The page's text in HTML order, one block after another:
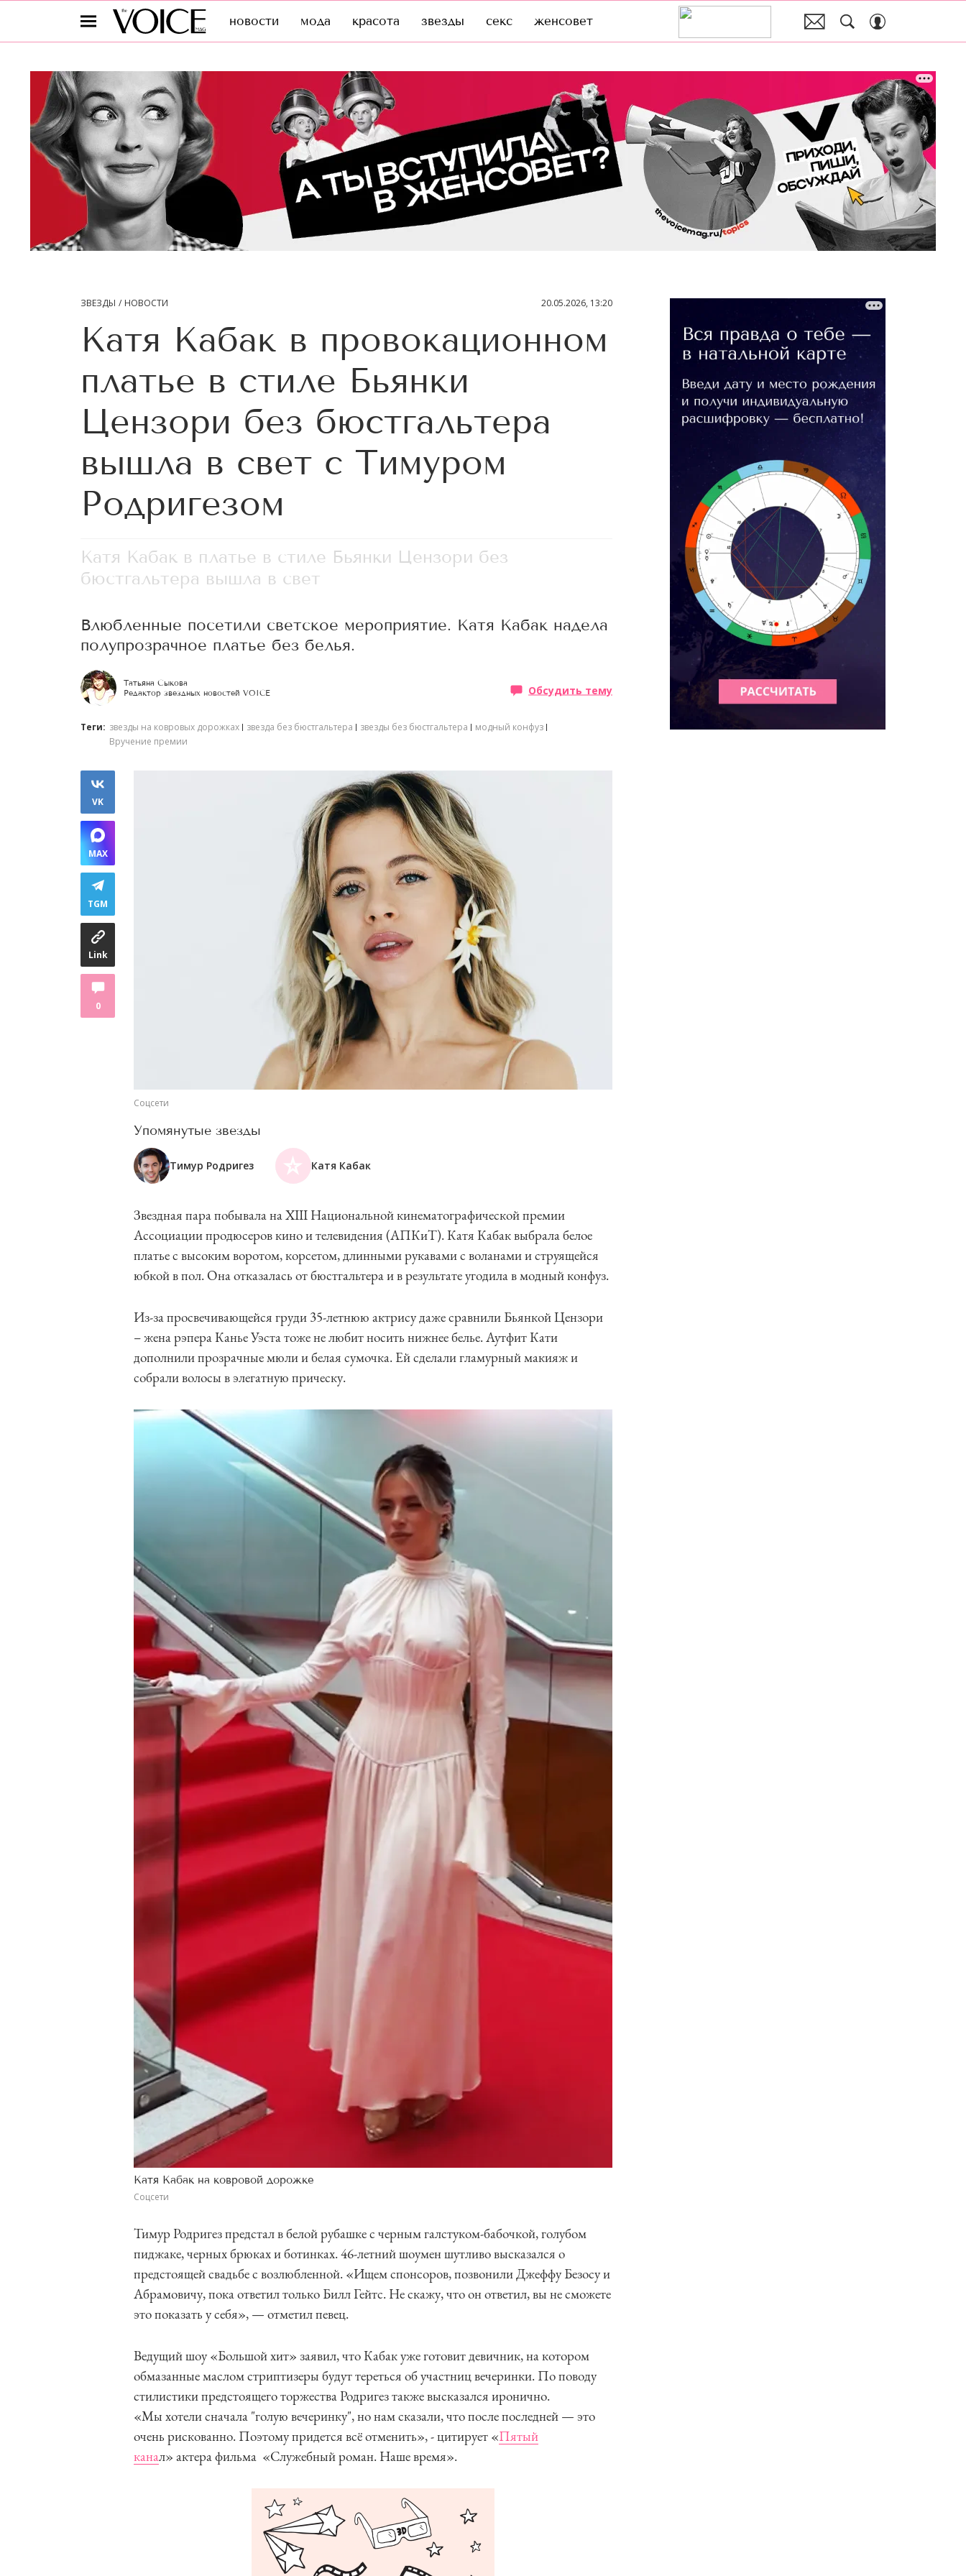
новости мода красота звезды секс женсовет
ЗВЕЗДЫ НОВОСТИ 20.05.2026, 13:20
Катя Кабак в провокационном
платье в стиле Бьянки
Цензори без бюстгальтера
вышла в свет с Тимуром
Родригезом
Катя Кабак в платье в стиле Бьянки Цензори без
бюстгальтера вышла в свет
Влюбленные посетили светское мероприятие. Катя Кабак надела
полупрозрачное платье без белья.
Татьяна Сыкова
Редактор звездных новостей VOICE
Обсудить тему
Теги: звезды на ковровых дорожках звезда без бюстгальтера звезды без бюстгальтера
модный конфуз
Вручение премии
VK
MAX
TGM
Link
0
Соцсети
Упомянутые звезды
Тимур Родригез Катя Кабак
Звездная пара побывала на XIII Национальной кинематографической премии
Ассоциации продюсеров кино и телевидения (АПКиТ). Катя Кабак выбрала белое
платье с высоким воротом, корсетом, длинными рукавами с воланами и струящейся
юбкой в пол. Она отказалась от бюстгальтера и в результате угодила в модный конфуз.
Из-за просвечивающейся груди 35-летнюю актрису даже сравнили Бьянкой Цензори
– жена рэпера Канье Уэста тоже не любит носить нижнее белье. Аутфит Кати
дополнили прозрачные мюли и белая сумочка. Ей сделали гламурный макияж и
собрали волосы в элегатную прическу.
Катя Кабак на ковровой дорожке
Соцсети
Тимур Родригез предстал в белой рубашке с черным галстуком-бабочкой, голубом
пиджаке, черных брюках и ботинках. 46-летний шоумен шутливо высказался о
предстоящей свадьбе с возлюбленной. «Ищем спонсоров, позвонили Джеффу Безосу и
Абрамовичу, пока ответил только Билл Гейтс. Не скажу, что он ответил, вы не сможете
это показать у себя», — отметил певец.
Ведущий шоу «Большой хит» заявил, что Кабак уже готовит девичник, на котором
обмазанные маслом стриптизеры будут тереться об участниц вечеринки. По поводу
стилистики предстоящего торжества Родригез также высказался иронично.
«Мы хотели сначала "голую вечеринку", но нам сказали, что после последней — это
очень рискованно. Поэтому придется всё отменить», - цитирует «Пятый
канал» актера фильма «Служебный роман. Наше время».